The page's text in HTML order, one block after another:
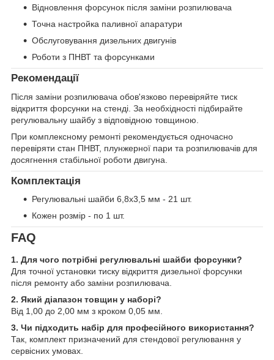
Відновлення форсунок після заміни розпилювача
Точна настройка паливної апаратури
Обслуговування дизельних двигунів
Роботи з ПНВТ та форсунками
Рекомендації
Після заміни розпилювача обов'язково перевіряйте тиск
відкриття форсунки на стенді. За необхідності підбирайте
регулювальну шайбу з відповідною товщиною.
При комплексному ремонті рекомендується одночасно
перевіряти стан ПНВТ, плунжерної пари та розпилювачів для
досягнення стабільної роботи двигуна.
Комплектація
Регулювальні шайби 6,8х3,5 мм - 21 шт.
Кожен розмір - по 1 шт.
FAQ
1. Для чого потрібні регулювальні шайби форсунки?
Для точної установки тиску відкриття дизельної форсунки
після ремонту або заміни розпилювача.
2. Який діапазон товщин у наборі?
Від 1,00 до 2,00 мм з кроком 0,05 мм.
3. Чи підходить набір для професійного використання?
Так, комплект призначений для стендової регулювання у
сервісних умовах.